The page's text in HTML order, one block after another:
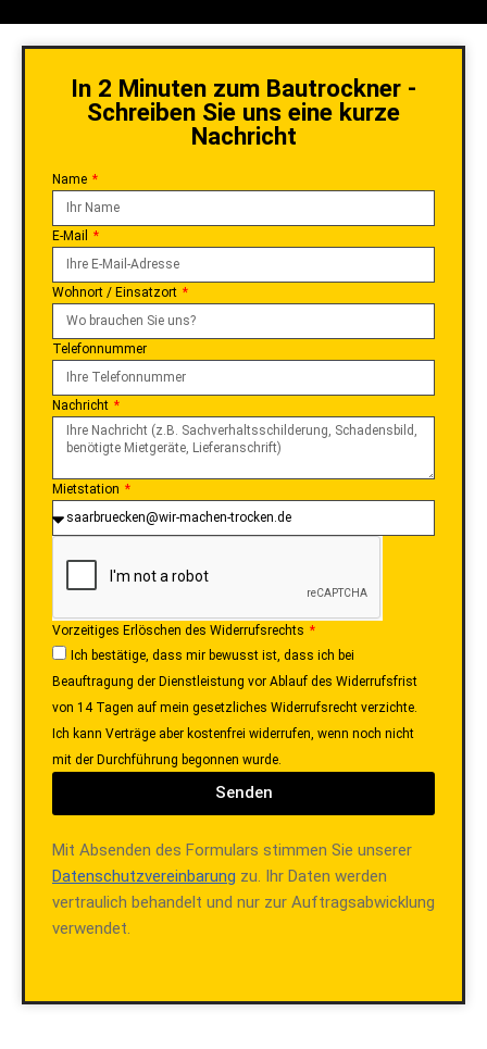
In 2 Minuten zum Bautrockner -
Schreiben Sie uns eine kurze
Nachricht
Name
E-Mail
Wohnort / Einsatzort
Telefonnummer
Nachricht
Mietstation
Vorzeitiges Erlöschen des Widerrufsrechts
Ich bestätige, dass mir bewusst ist, dass ich bei
Beauftragung der Dienstleistung vor Ablauf des Widerrufsfrist
von 14 Tagen auf mein gesetzliches Widerrufsrecht verzichte.
Ich kann Verträge aber kostenfrei widerrufen, wenn noch nicht
mit der Durchführung begonnen wurde.
Senden
Mit Absenden des Formulars stimmen Sie unserer
Datenschutzvereinbarung zu. Ihr Daten werden
vertraulich behandelt und nur zur Auftragsabwicklung
verwendet.